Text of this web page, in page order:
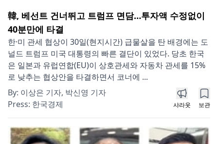
韓, 베선트 건너뛰고 트럼프 면담…투자액 수정없이
40분만에 타결
한·미 관세 협상이 30일(현지시간) 급물살을 탄 배경에는 도
널드 트럼프 미국 대통령의 빠른 결단이 있었다. 당초 한국
은 일본과 유럽연합(EU)이 상호관세와 자동차 관세를 15%
로 낮추는 협상안을 타결하면서 코너에 ...
By: 이상은 기자, 박신영 기자
Press: 한국경제 샤라웃 보관